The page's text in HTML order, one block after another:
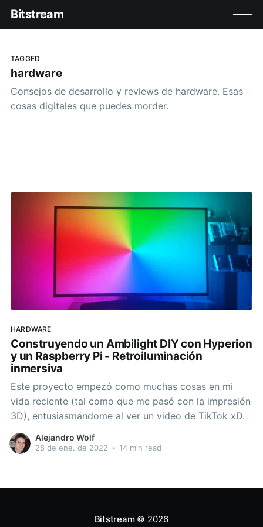
Bitstream
TAGGED
hardware
Consejos de desarrollo y reviews de hardware. Esas
cosas digitales que puedes morder.
HARDWARE
Construyendo un Ambilight DIY con Hyperion
y un Raspberry Pi - Retroiluminación
inmersiva
Este proyecto empezó como muchas cosas en mi
vida reciente (tal como que me pasó con la impresión
3D), entusiasmándome al ver un video de TikTok xD.
Alejandro Wolf
28 de ene. de 2022 • 14 min read
Bitstream© 2026